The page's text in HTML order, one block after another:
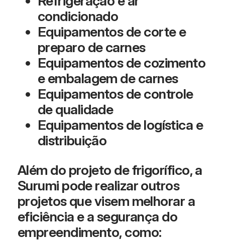
condicionado
Equipamentos de corte e
preparo de carnes
Equipamentos de cozimento
e embalagem de carnes
Equipamentos de controle
de qualidade
Equipamentos de logística e
distribuição
Além do projeto de frigorífico, a
Surumi pode realizar outros
projetos que visem melhorar a
eficiência e a segurança do
empreendimento, como: